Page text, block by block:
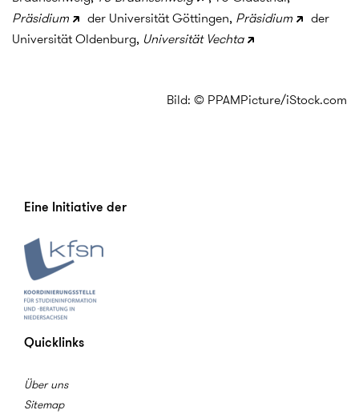
Präsidium
der Universität Göttingen, Präsidium
der
Universität Oldenburg, Universität Vechta
Bild: © PPAMPicture/iStock.com
Eine Initiative der
Quicklinks
Über uns
Sitemap